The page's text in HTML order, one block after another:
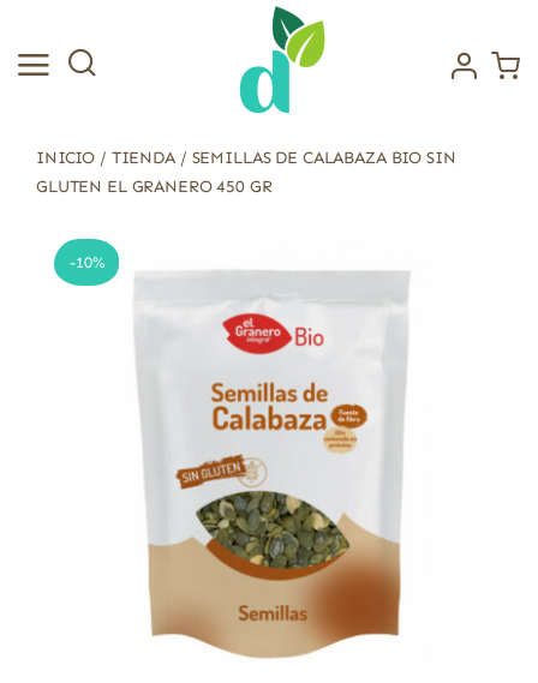
contenido
INICIO / TIENDA/ SEMILLAS DE CALABAZA BIO SIN
GLUTEN EL GRANERO 450 GR
-10%